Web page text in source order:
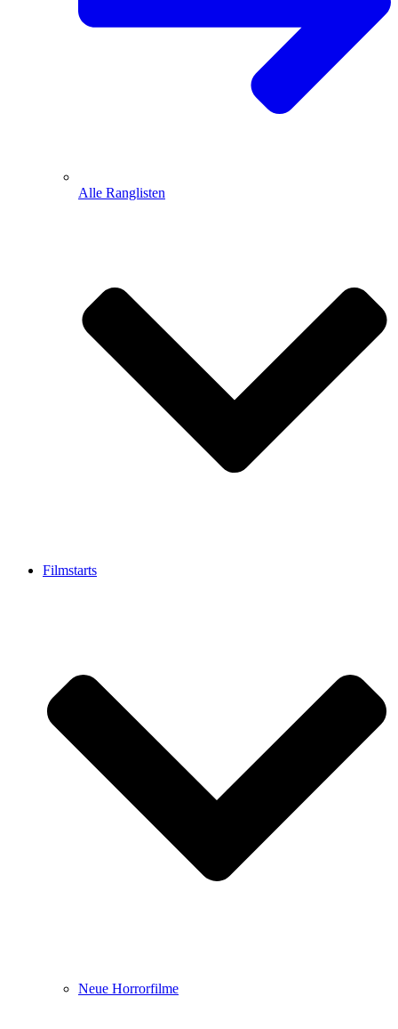
Alle Ranglisten
Filmstarts
Neue Horrorfilme